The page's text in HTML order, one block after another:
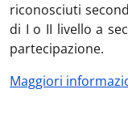
riconosciuti
di I o II livello a
partecipazione.
Maggiori